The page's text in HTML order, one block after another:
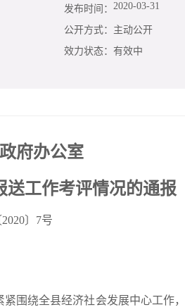
发布时间： 2020-03-31
公开方式： 主动公开
效力状态： 有效中
府办公室
送工作考评情况的通报
〕7号
围绕全县经济社会发展中心工作